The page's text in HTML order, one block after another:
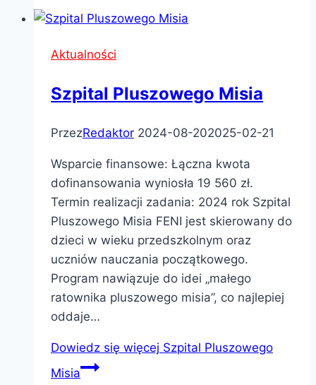
Aktualności
Szpital Pluszowego Misia
PrzezRedaktor 2024-08-202025-02-21
Wsparcie finansowe: Łączna kwota
dofinansowania wyniosła 19 560 zł.
Termin realizacji zadania: 2024 rok Szpital
Pluszowego Misia FENI jest skierowany do
dzieci w wieku przedszkolnym oraz
uczniów nauczania początkowego.
Program nawiązuje do idei „małego
ratownika pluszowego misia”, co najlepiej
oddaje…
Dowiedz się więcej Szpital Pluszowego
Misia